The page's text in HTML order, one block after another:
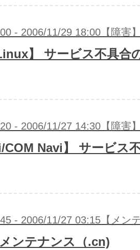
- 2006/11/29 18:00【障害
】 サービス不具合
- 2006/11/27 14:30【障害
COM Navi】 サービス
- 2006/11/27 03:15【メン
ンテナンス（.cn)